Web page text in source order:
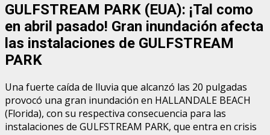
GULFSTREAM PARK (EUA): ¡Tal como
en abril pasado! Gran inundación afecta
las instalaciones de GULFSTREAM
PARK
Una fuerte caída de lluvia que alcanzó las 20 pulgadas
provocó una gran inundación en HALLANDALE BEACH
(Florida), con su respectiva consecuencia para las
instalaciones de GULFSTREAM PARK, que entra en crisis